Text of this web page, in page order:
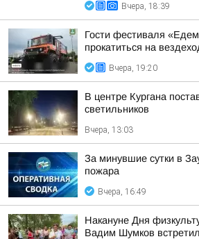
Вчера, 18:39
Гости фестиваля
прокатиться на
Вчера, 19:20
В центре Кургана
светильников
Вчера, 13:03
За минувшие сутки в
пожара
Вчера, 16:49
Накануне Дня
Вадим Шумков